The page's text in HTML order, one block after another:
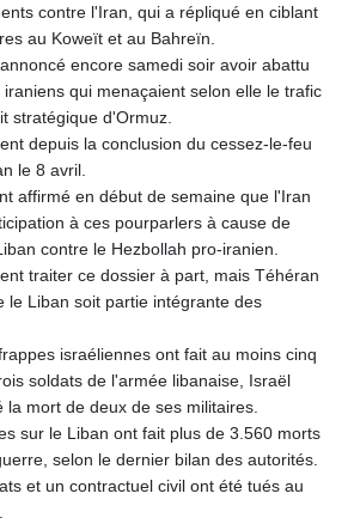
MKD 61.524236
MMK
2427.596601
MNT 4159.0218
MRU 46.338424
MVR 17.862733
MWK
1998.775164
MXN 19.811945
MYR 4.728715
NAD 18.726567
NGN
1577.963717
NIO 42.419473
NOK 10.99759
NPR 175.501819
contre l'Iran, qui a répliqué en ciblant
au Koweït et au Bahreïn.
encore samedi soir avoir abattu
qui menaçaient selon elle le trafic
stratégique d'Ormuz.
depuis la conclusion du cessez-le-feu
le 8 avril.
affirmé en début de semaine que l'Iran
à ces pourparlers à cause de
contre le Hezbollah pro-iranien.
traiter ce dossier à part, mais Téhéran
le Liban soit partie intégrante des
israéliennes ont fait au moins cinq
soldats de l'armée libanaise, Israël
la mort de deux de ses militaires.
sur le Liban ont fait plus de 3.560 morts
selon le dernier bilan des autorités.
et un contractuel civil ont été tués au